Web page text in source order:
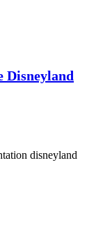
Disneyland